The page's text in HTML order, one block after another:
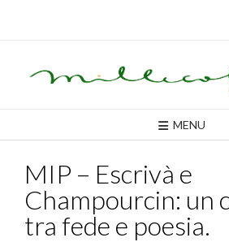
MENU
MIP – Escrivà e
Champourcin: un
tra fede e poesia.